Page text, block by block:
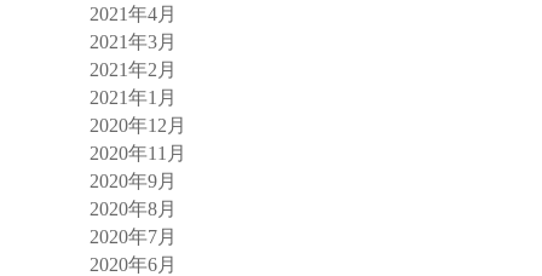
2021年4月
2021年3月
2021年2月
2021年1月
2020年12月
2020年11月
2020年9月
2020年8月
2020年7月
2020年6月